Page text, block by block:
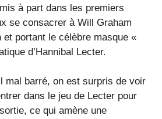
à part dans les premiers
se consacrer à Will Graham
portant le célèbre masque «
d’Hannibal Lecter.
mal barré, on est surpris de voir
dans le jeu de Lecter pour
ce qui amène une